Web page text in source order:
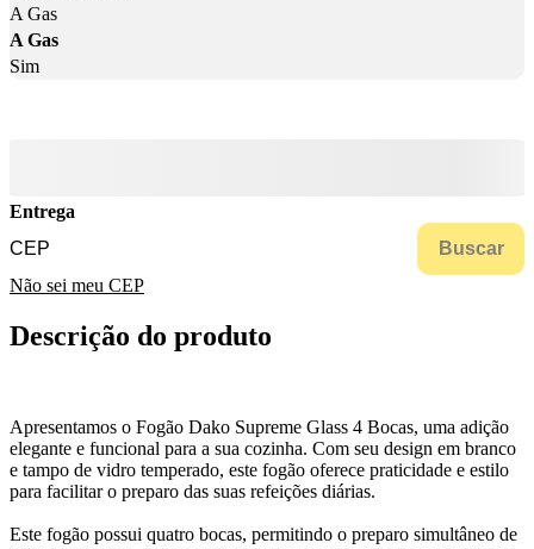
A Gas
A Gas
Sim
Entrega
Buscar
Não sei meu CEP
Descrição do produto
Apresentamos o Fogão Dako Supreme Glass 4 Bocas, uma adição
elegante e funcional para a sua cozinha. Com seu design em branco
e tampo de vidro temperado, este fogão oferece praticidade e estilo
para facilitar o preparo das suas refeições diárias.
Este fogão possui quatro bocas, permitindo o preparo simultâneo de